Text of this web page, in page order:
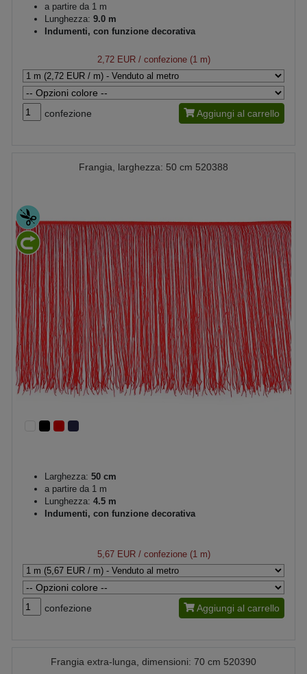
a partire da 1 m
Lunghezza: 9.0 m
Indumenti, con funzione decorativa
2,72 EUR/ confezione (1 m)
confezione Aggiungi al carrello
Frangia, larghezza: 50 cm 520388
Larghezza: 50 cm
a partire da 1 m
Lunghezza: 4.5 m
Indumenti, con funzione decorativa
5,67 EUR/ confezione (1 m)
confezione Aggiungi al carrello
Frangia extra-lunga, dimensioni: 70 cm 520390